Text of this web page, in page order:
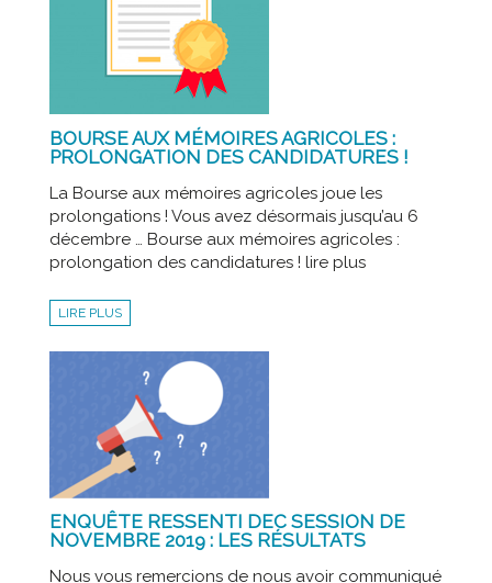
BOURSE AUX MÉMOIRES AGRICOLES :
PROLONGATION DES CANDIDATURES !
La Bourse aux mémoires agricoles joue les
prolongations ! Vous avez désormais jusqu’au 6
décembre … Bourse aux mémoires agricoles :
prolongation des candidatures ! lire plus
LIRE PLUS
ENQUÊTE RESSENTI DEC SESSION DE
NOVEMBRE 2019 : LES RÉSULTATS
Nous vous remercions de nous avoir communiqué